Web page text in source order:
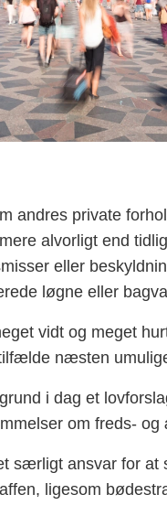
andres private
alvorligt end
eller
løgne eller
vidt og meget
næsten
i dag et
om freds-
særligt ansvar for
ligesom